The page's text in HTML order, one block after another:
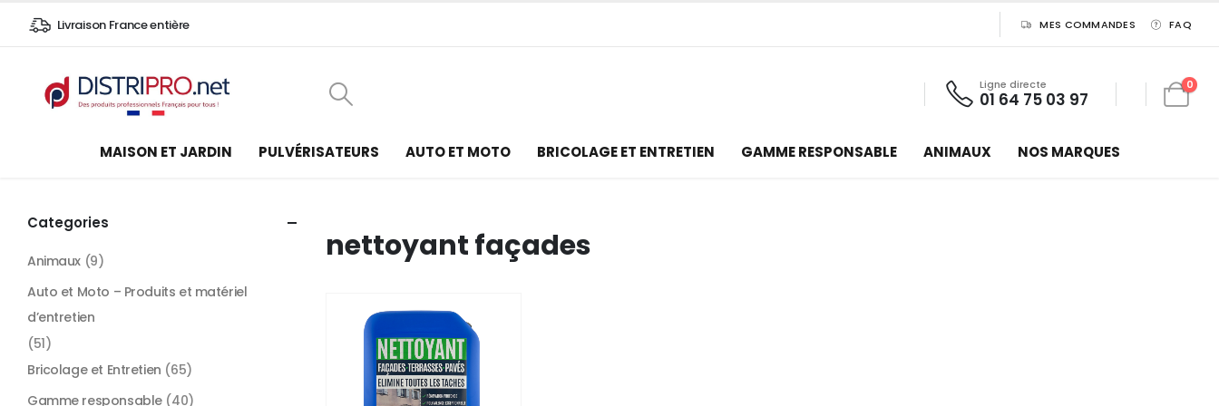
Livraison France entière MES COMMANDES FAQ
Ligne directe
01 64 75 03 97
0
MAISON ET JARDIN PULVÉRISATEURS AUTO ET MOTO BRICOLAGE ET ENTRETIEN GAMME RESPONSABLE ANIMAUX NOS MARQUES
nettoyant façades
Categories
Animaux (9)
Auto et Moto – Produits et matériel
d’entretien
(51)
Bricolage et Entretien (65)
Gamme responsable (40)